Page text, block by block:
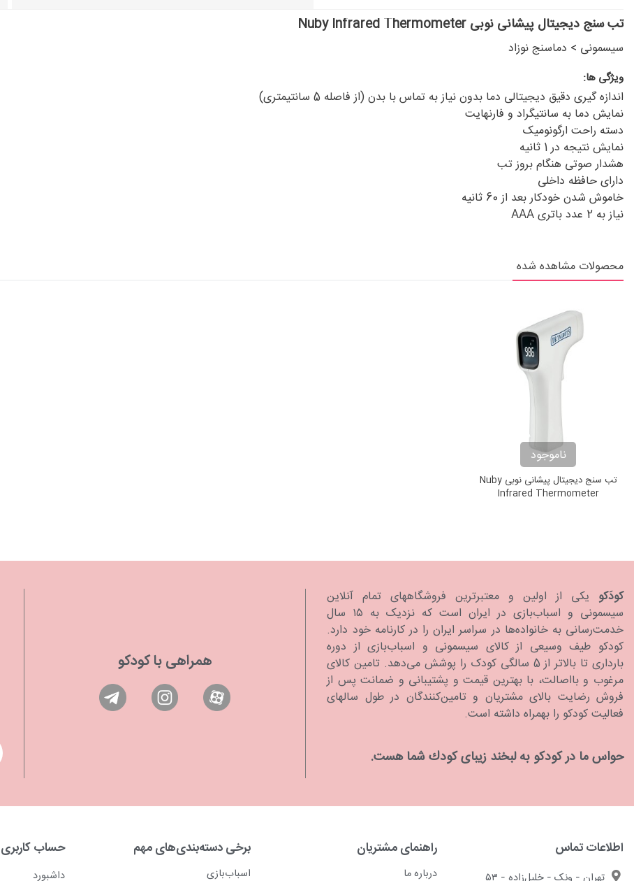
تب سنج دیجیتال پیشانی نوبی Nuby Infrared Thermometer
سیسمونی > دماسنج نوزاد
ویژگی ها:
اندازه گیری دقیق دیجیتالی دما بدون نیاز به تماس با بدن (از فاصله 5 سانتیمتری)
نمایش دما به سانتیگراد و فارنهایت
دسته راحت ارگونومیک
نمایش نتیجه در 1 ثانیه
هشدار صوتی هنگام بروز تب
دارای حافظه داخلی
خاموش شدن خودکار بعد از 60 ثانیه
نیاز به 2 عدد باتری AAA
محصولات مشاهده شده
ناموجود
تب سنج دیجیتال پیشانی نوبی Nuby
Infrared Thermometer
کودَکو یکی از اولین و معتبرترین فروشگاههای تمام آنلاین
سیسمونی و اسباب‌بازی در ایران است که نزدیک به ۱۵ سال
خدمت‌رسانی به خانواده‌ها در سراسر ایران را در کارنامه خود دارد.
كودكو طیف وسیعی از کالای سیسمونی و اسباب‌بازی از دوره
بارداری تا بالاتر از 5 سالگی کودک را پوشش می‌دهد. تامین کالای
مرغوب و بااصالت، با بهترین قیمت و پشتیبانی و ضمانت پس از
فروش رضایت بالای مشتریان و تامین‌کنندگان در طول سالهای
فعالیت کودکو را بهمراه داشته است.
حواس ما در كودكو به لبخند زیبای كودك شما هست.
همراهی با کودکو
اطلاعات تماس
تهران - ونک - خلیل‌زاده - ۵۳
راهنمای مشتریان
درباره ما
برخی دسته‌بندی‌های مهم
اسباب‌بازی
حساب کاربری
داشبورد